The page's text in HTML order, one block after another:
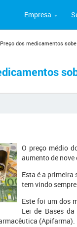
Empresa
Preço dos medicamentos
O preço médio
aumento de
Esta é a primeira
tem vindo
Este foi um dos
Lei de Bases
(Apifarma).